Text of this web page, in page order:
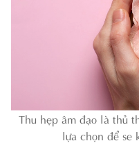
Thu hẹp âm đạo là thủ
lựa chọn để